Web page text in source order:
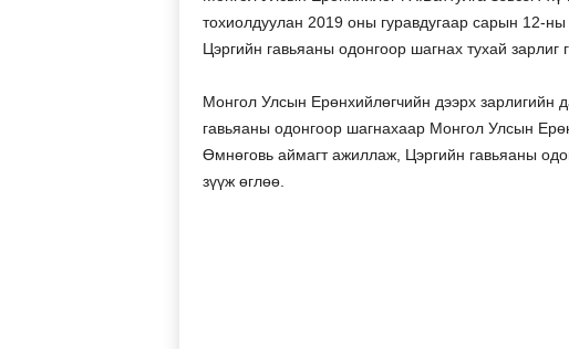
тохиолдуулан 2019 оны гуравдугаар сарын 12-ны
Цэргийн гавьяаны одонгоор шагнах тухай зарлиг
Монгол Улсын Ерөнхийлөгчийн дээрх зарлигийн
гавьяаны одонгоор шагнахаар Монгол Улсын
Өмнөговь аймагт ажиллаж, Цэргийн гавьяаны
зүүж өглөө.